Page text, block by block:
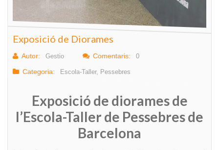
Exposició de Diorames
Autor: Gestio Comentaris: 0
Categoria: Escola-Taller, Pessebres
Exposició de diorames de
l’Escola-Taller de Pessebres de
Barcelona